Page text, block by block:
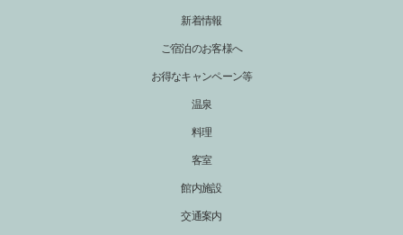
新着情報
ご宿泊のお客様へ
お得なキャンペーン等
温泉
料理
客室
館内施設
交通案内